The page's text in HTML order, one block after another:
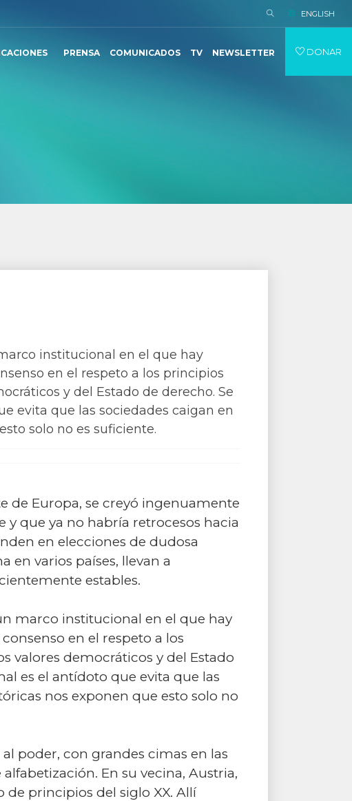
ENGLISH
PRENSA COMUNICADOS TV NEWSLETTER DONAR
institucional en el que hay
en el respeto a los principios
y del Estado de derecho. Se
evita que las sociedades caigan en
solo no es suficiente.
de Europa, se creyó ingenuamente
que ya no habría retrocesos hacia
en elecciones de dudosa
en varios países, llevan a
estables.
marco institucional en el que hay
en el respeto a los
valores democráticos y del Estado
es el antídoto que evita que las
nos exponen que esto solo no
poder, con grandes cimas en las
En su vecina, Austria,
principios del siglo XX. Allí